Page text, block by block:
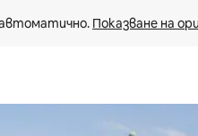
Показване на